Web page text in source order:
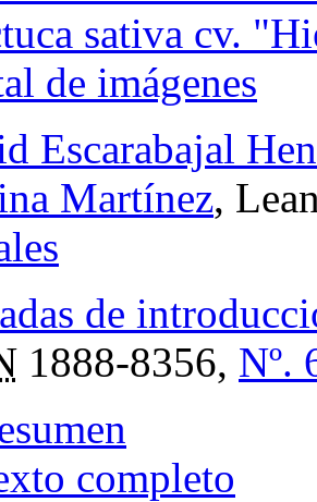
sativa cv.
de imágenes
Escarabajal
Martínez,
de
1888-8356, Nº.
completo